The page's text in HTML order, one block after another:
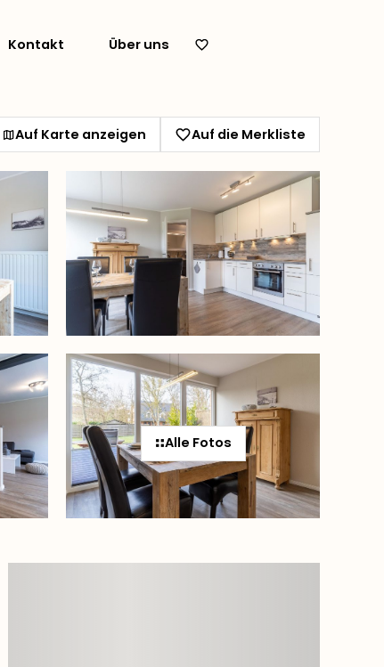
Kontakt Über uns
Auf Karte anzeigen Auf die Merkliste
Alle Fotos